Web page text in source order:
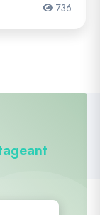
736